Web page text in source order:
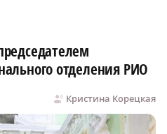
отделения РИО
Кристина Корецкая